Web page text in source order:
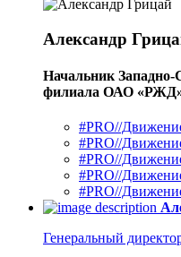
Александр
Начальник Западно-
филиала ОАО
#PRO//
#PRO//
#PRO//
#PRO//
#PRO//
Генеральный